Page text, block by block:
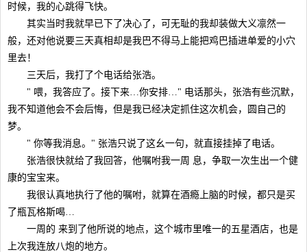
时候，我的心跳得飞快。
其实当时我就早已下了决心了，可无耻的我却装做大义凛然一
般，还对他说要三天真相却是我巴不得马上能把鸡巴插进单爱的小穴
里去！
三天后，我打了个电话给张浩。
" 喂，我答应了。接下来…你安排…" 电话那头，张浩有些沉默，
我不知道他会不会后悔，但是我已经决定抓住这次机会，圆自己的
梦。
" 你等我消息。" 张浩只说了这幺一句，就直接挂掉了电话。
张浩很快就给了我回答，他嘱咐我一周 息，争取一次生出一个健
康的宝宝来。
我很认真地执行了他的嘱咐，就算在酒瘾上脑的时候，都只是买
了瓶瓦格斯喝…
一周的 来到了他所说的地点，这个城市里唯一的五星酒店，也是
上次我连放八炮的地方。